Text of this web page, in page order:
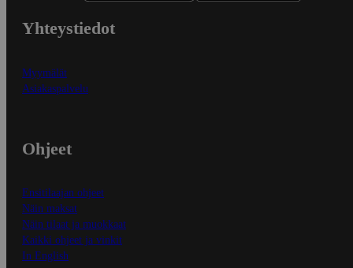
Yhteystiedot
Myymälät
Asiakaspalvelu
Ohjeet
Ensitilaajan ohjeet
Näin maksat
Näin tilaat ja muokkaat
Kaikki ohjeet ja vinkit
In English